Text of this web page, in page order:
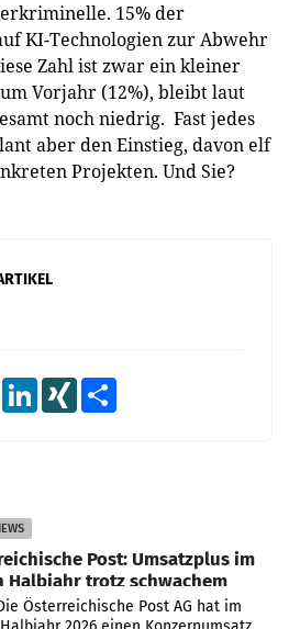
15% der
KI-Technologien zur Abwehr
Zahl ist zwar ein kleiner
Vorjahr (12%), bleibt laut
noch niedrig. Fast jedes
aber den Einstieg, davon elf
Projekten. Und Sie?
WhatsAppLinkedInXING
Post: Umsatzplus im
Halbjahr trotz schwachem
Österreichische Post AG hat im